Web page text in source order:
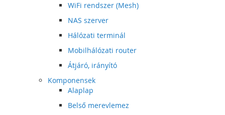
WiFi rendszer (Mesh)
NAS szerver
Hálózati terminál
Mobilhálózati router
Átjáró, irányító
Komponensek
Alaplap
Belső merevlemez